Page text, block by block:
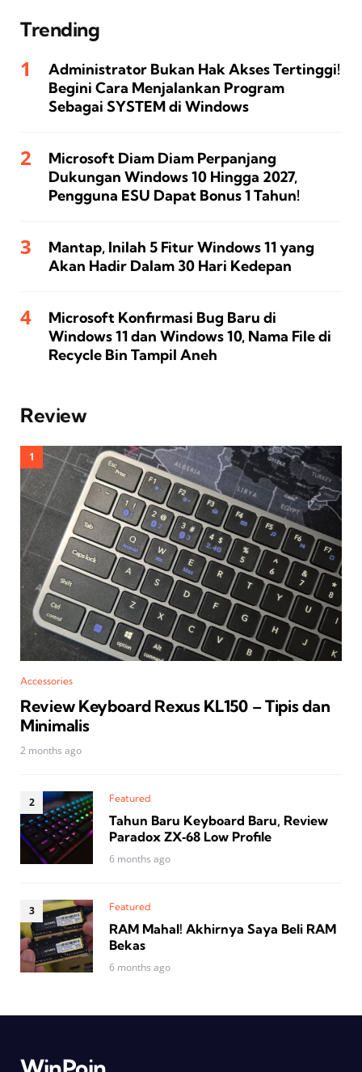
Trending
Administrator Bukan Hak Akses Tertinggi!
Begini Cara Menjalankan Program
Sebagai SYSTEM di Windows
Microsoft Diam Diam Perpanjang
Dukungan Windows 10 Hingga 2027,
Pengguna ESU Dapat Bonus 1 Tahun!
Mantap, Inilah 5 Fitur Windows 11 yang
Akan Hadir Dalam 30 Hari Kedepan
Microsoft Konfirmasi Bug Baru di
Windows 11 dan Windows 10, Nama File di
Recycle Bin Tampil Aneh
Review
Accessories
Review Keyboard Rexus KL150 – Tipis dan
Minimalis
2 months ago
Featured
Tahun Baru Keyboard Baru, Review
Paradox ZX‑68 Low Profile
6 months ago
Featured
RAM Mahal! Akhirnya Saya Beli RAM
Bekas
6 months ago